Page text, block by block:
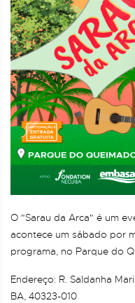
O "Sarau da Arca" é um
acontece um sábado por
programa, no Parque do
Endereço: R. Saldanha
BA, 40323-010